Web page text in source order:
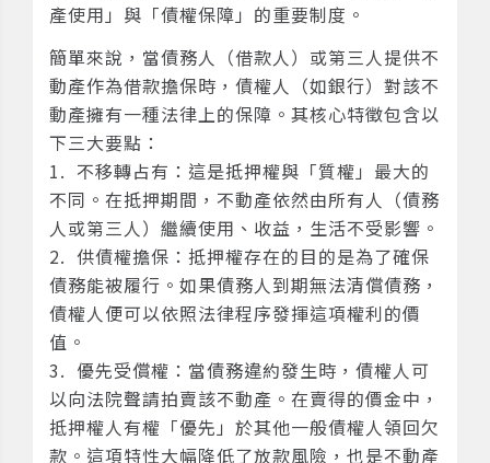
產使用」與「債權保障」的重要制度。
簡單來說，當債務人（借款人）或第三人提供不
動產作為借款擔保時，債權人（如銀行）對該不
動產擁有一種法律上的保障。其核心特徵包含以
下三大要點：
1. 不移轉占有：這是抵押權與「質權」最大的
不同。在抵押期間，不動產依然由所有人（債務
人或第三人）繼續使用、收益，生活不受影響。
2. 供債權擔保：抵押權存在的目的是為了確保
債務能被履行。如果債務人到期無法清償債務，
債權人便可以依照法律程序發揮這項權利的價
值。
3. 優先受償權：當債務違約發生時，債權人可
以向法院聲請拍賣該不動產。在賣得的價金中，
抵押權人有權「優先」於其他一般債權人領回欠
款。這項特性大幅降低了放款風險，也是不動產